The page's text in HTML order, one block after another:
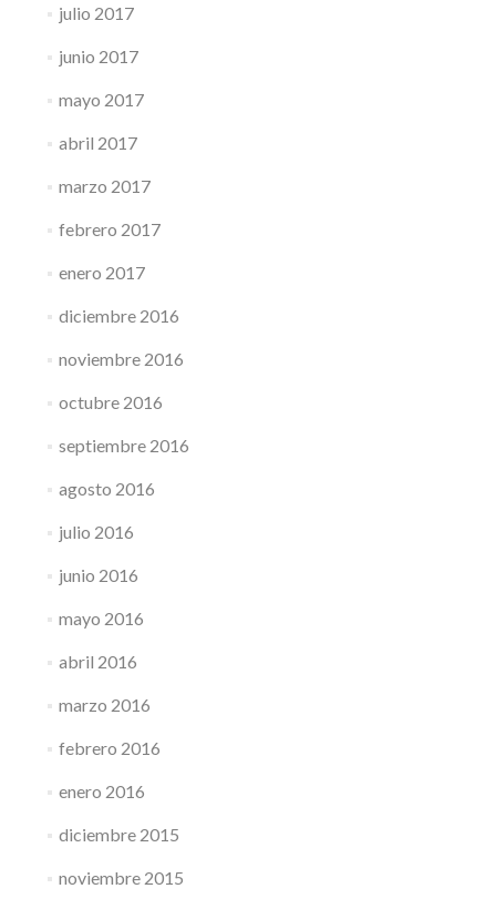
julio 2017
junio 2017
mayo 2017
abril 2017
marzo 2017
febrero 2017
enero 2017
diciembre 2016
noviembre 2016
octubre 2016
septiembre 2016
agosto 2016
julio 2016
junio 2016
mayo 2016
abril 2016
marzo 2016
febrero 2016
enero 2016
diciembre 2015
noviembre 2015